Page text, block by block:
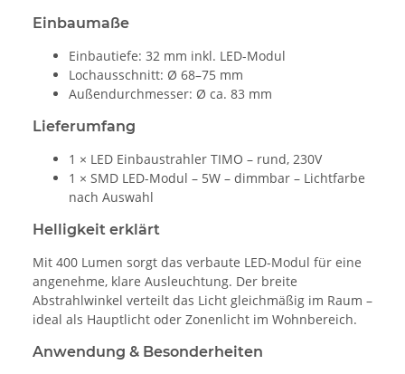
Einbaumaße
Einbautiefe: 32 mm inkl. LED-Modul
Lochausschnitt: Ø 68–75 mm
Außendurchmesser: Ø ca. 83 mm
Lieferumfang
1 × LED Einbaustrahler TIMO – rund, 230V
1 × SMD LED-Modul – 5W – dimmbar – Lichtfarbe
nach Auswahl
Helligkeit erklärt
Mit 400 Lumen sorgt das verbaute LED-Modul für eine
angenehme, klare Ausleuchtung. Der breite
Abstrahlwinkel verteilt das Licht gleichmäßig im Raum –
ideal als Hauptlicht oder Zonenlicht im Wohnbereich.
Anwendung & Besonderheiten